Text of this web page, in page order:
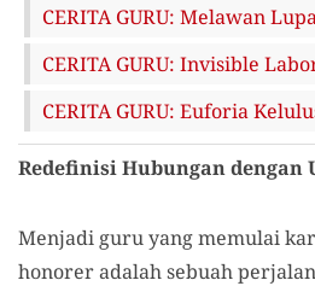
CERITA GURU: Melawan
CERITA GURU: Invisible
CERITA GURU: Euforia
Redefinisi Hubungan dengan
Menjadi guru yang memulai
honorer adalah sebuah